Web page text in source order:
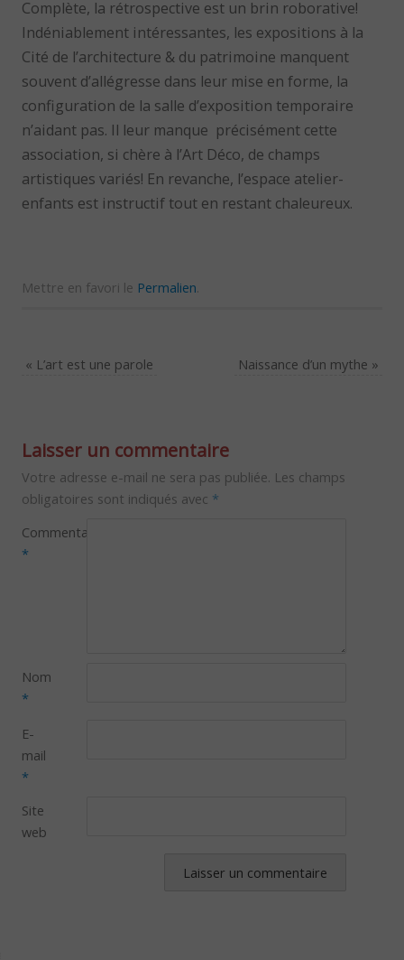
Complète, la rétrospective est un brin roborative!
Indéniablement intéressantes, les expositions à la
Cité de l’architecture & du patrimoine manquent
souvent d’allégresse dans leur mise en forme, la
configuration de la salle d’exposition temporaire
n’aidant pas. Il leur manque précisément cette
association, si chère à l’Art Déco, de champs
artistiques variés! En revanche, l’espace atelier-
enfants est instructif tout en restant chaleureux.
Mettre en favori le Permalien.
« L’art est une parole Naissance d’un mythe »
Laisser un commentaire
Votre adresse e-mail ne sera pas publiée. Les champs
obligatoires sont indiqués avec *
Commentaire
*
Nom
*
E-
mail
*
Site
web